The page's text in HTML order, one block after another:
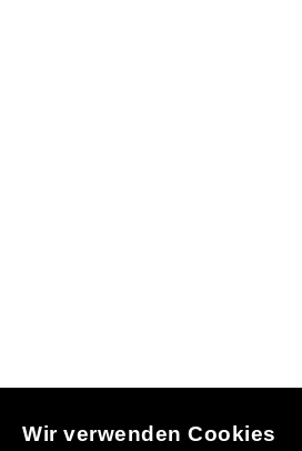
Wir verwenden Cookies